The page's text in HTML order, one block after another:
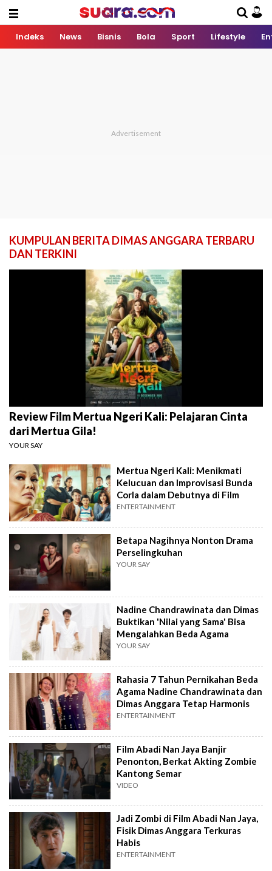
Indeks News Bisnis Bola Sport Lifestyle
KUMPULAN BERITA DIMAS ANGGARA TERBARU
DAN TERKINI
Review Film Mertua Ngeri Kali: Pelajaran Cinta
dari Mertua Gila!
YOUR SAY
Mertua Ngeri Kali: Menikmati
Kelucuan dan Improvisasi Bunda
Corla dalam Debutnya di Film
ENTERTAINMENT
Betapa Nagihnya Nonton Drama
Perselingkuhan
YOUR SAY
Nadine Chandrawinata dan Dimas
Buktikan 'Nilai yang Sama' Bisa
Mengalahkan Beda Agama
YOUR SAY
Rahasia 7 Tahun Pernikahan Beda
Agama Nadine Chandrawinata dan
Dimas Anggara Tetap Harmonis
ENTERTAINMENT
Film Abadi Nan Jaya Banjir
Penonton, Berkat Akting Zombie
Kantong Semar
VIDEO
Jadi Zombi di Film Abadi Nan Jaya,
Fisik Dimas Anggara Terkuras
Habis
ENTERTAINMENT